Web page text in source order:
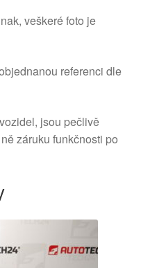
veškeré foto je
referenci dle
jsou pečlivě
záruku funkčnosti po